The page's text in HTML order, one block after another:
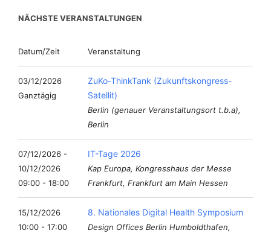
NÄCHSTE VERANSTALTUNGEN
Datum/Zeit Veranstaltung
03/12/2026
Ganztägig
ZuKo-ThinkTank (Zukunftskongress-
Satellit)
Berlin (genauer Veranstaltungsort t.b.a),
Berlin
07/12/2026 -
10/12/2026
09:00 - 18:00
IT-Tage 2026
Kap Europa, Kongresshaus der Messe
Frankfurt, Frankfurt am Main Hessen
15/12/2026
10:00 - 17:00
8. Nationales Digital Health Symposium
Design Offices Berlin Humboldthafen,